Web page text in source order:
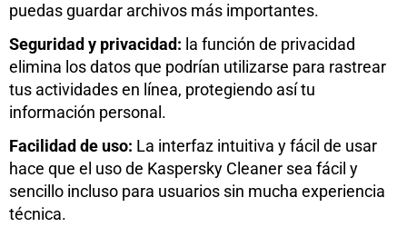
puedas guardar archivos más importantes.
Seguridad y privacidad: la función de privacidad
elimina los datos que podrían utilizarse para rastrear
tus actividades en línea, protegiendo así tu
información personal.
Facilidad de uso: La interfaz intuitiva y fácil de usar
hace que el uso de Kaspersky Cleaner sea fácil y
sencillo incluso para usuarios sin mucha experiencia
técnica.